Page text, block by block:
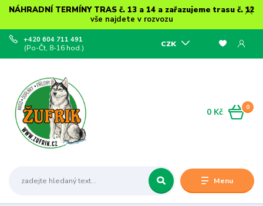
NÁHRADNÍ TERMÍNY TRAS č. 13 a 14 a zařazujeme trasu č. 12
vše najdete v rozvozu
Menu
CZK
+420 604 711 491
(Po-Čt, 8-16 hod.)
0
0 Kč